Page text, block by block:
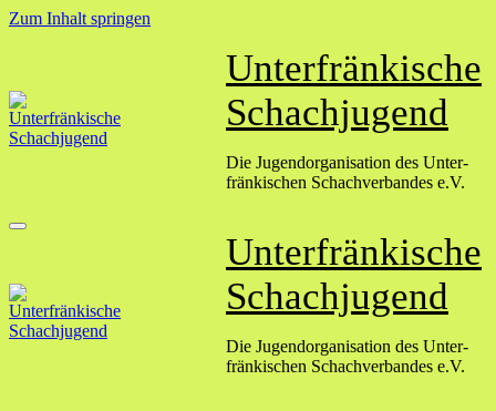
Zum Inhalt springen
Unterfränkische
Schachjugend
Die Jugend­organisation des Unter­
fränkischen Schach­verbandes e.V.
Unterfränkische
Schachjugend
Die Jugend­organisation des Unter­
fränkischen Schach­verbandes e.V.